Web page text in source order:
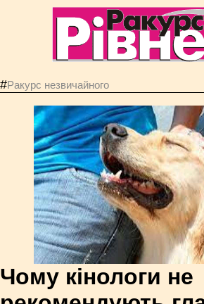
#Ракурс незвичайного
Чому кінологи не